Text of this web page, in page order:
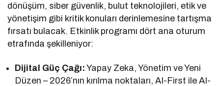
dönüşüm, siber güvenlik, bulut teknolojileri, etik ve
yönetişim gibi kritik konuları derinlemesine tartışma
fırsatı bulacak. Etkinlik programı dört ana oturum
etrafında şekilleniyor:
Dijital Güç Çağı: Yapay Zeka, Yönetim ve Yeni
Düzen – 2026’nın kırılma noktaları, AI-First ile AI-